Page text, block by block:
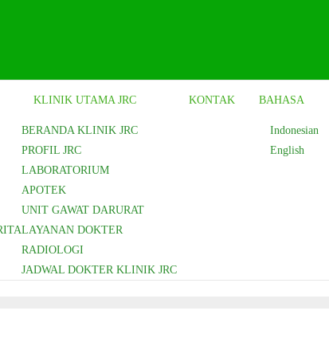
KLINIK UTAMA JRC
BERANDA KLINIK JRC
PROFIL JRC
LABORATORIUM
APOTEK
UNIT GAWAT DARURAT
LAYANAN DOKTER
RADIOLOGI
JADWAL DOKTER KLINIK JRC
KONTAK BAHASA
Indonesian
English